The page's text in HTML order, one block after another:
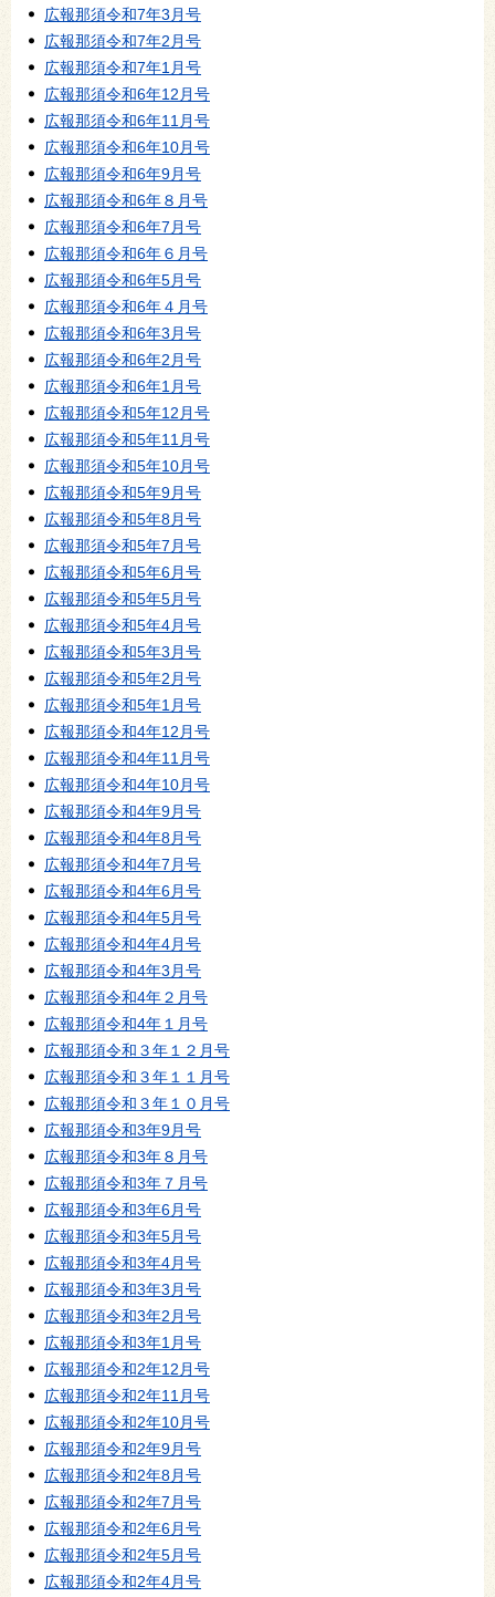
広報那須令和7年3月号
広報那須令和7年2月号
広報那須令和7年1月号
広報那須令和6年12月号
広報那須令和6年11月号
広報那須令和6年10月号
広報那須令和6年9月号
広報那須令和6年８月号
広報那須令和6年7月号
広報那須令和6年６月号
広報那須令和6年5月号
広報那須令和6年４月号
広報那須令和6年3月号
広報那須令和6年2月号
広報那須令和6年1月号
広報那須令和5年12月号
広報那須令和5年11月号
広報那須令和5年10月号
広報那須令和5年9月号
広報那須令和5年8月号
広報那須令和5年7月号
広報那須令和5年6月号
広報那須令和5年5月号
広報那須令和5年4月号
広報那須令和5年3月号
広報那須令和5年2月号
広報那須令和5年1月号
広報那須令和4年12月号
広報那須令和4年11月号
広報那須令和4年10月号
広報那須令和4年9月号
広報那須令和4年8月号
広報那須令和4年7月号
広報那須令和4年6月号
広報那須令和4年5月号
広報那須令和4年4月号
広報那須令和4年3月号
広報那須令和4年２月号
広報那須令和4年１月号
広報那須令和３年１２月号
広報那須令和３年１１月号
広報那須令和３年１０月号
広報那須令和3年9月号
広報那須令和3年８月号
広報那須令和3年７月号
広報那須令和3年6月号
広報那須令和3年5月号
広報那須令和3年4月号
広報那須令和3年3月号
広報那須令和3年2月号
広報那須令和3年1月号
広報那須令和2年12月号
広報那須令和2年11月号
広報那須令和2年10月号
広報那須令和2年9月号
広報那須令和2年8月号
広報那須令和2年7月号
広報那須令和2年6月号
広報那須令和2年5月号
広報那須令和2年4月号